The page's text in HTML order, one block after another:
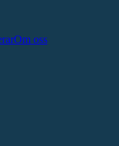
Om oss